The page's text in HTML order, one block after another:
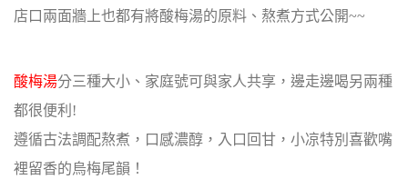
店口兩面牆上也都有將酸梅湯的原料、熬煮方式公開~~
酸梅湯分三種大小、家庭號可與家人共享，邊走邊喝另兩種
都很便利!
遵循古法調配熬煮，口感濃醇，入口回甘，小凉特別喜歡嘴
裡留香的烏梅尾韻！